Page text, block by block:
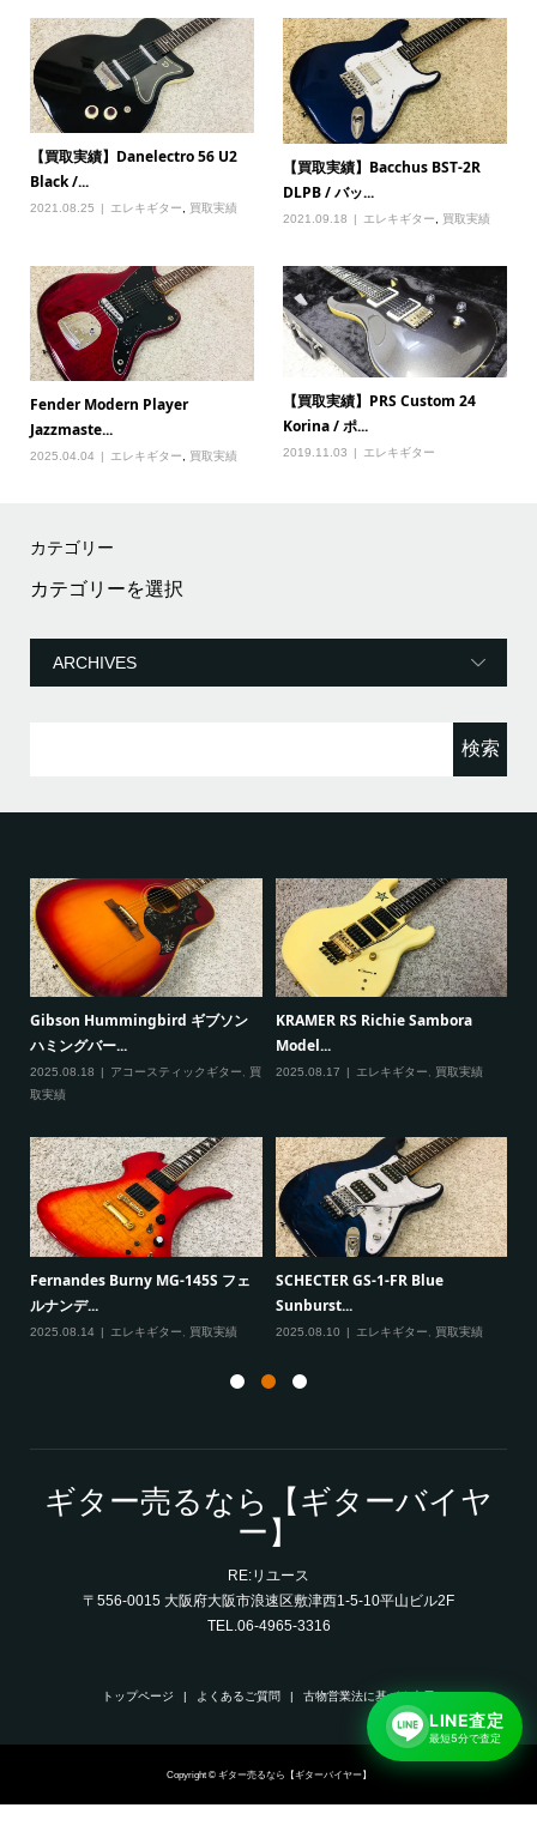
【買取実績】Danelectro 56 U2
Black /...
2021.08.25 エレキギター 買取実績
【買取実績】Bacchus BST-2R
DLPB / バッ...
2021.09.18 エレキギター 買取実績
Fender Modern Player
Jazzmaste...
2025.04.04 エレキギター 買取実績
【買取実績】PRS Custom 24
Korina / ポ...
2019.11.03 エレキギター
カテゴリー
カ
テ
リ
Gibson Hummingbird ギブソン
ハミングバー...
2025.08.18 アコースティックギター, 買
取実績
KRAMER RS Richie Sambora
Model...
2025.08.17 エレキギター, 買取実績
Fernandes Burny MG-145S フェ
ルナンデ...
2025.08.14 エレキギター 買取実績
SCHECTER GS-1-FR Blue
Sunburst...
2025.08.10 エレキギター 買取実績
ギター売るなら【ギターバイヤ
ー】
RE:リユース
〒556-0015 大阪府大阪市浪速区敷津西1-5-10平山ビル2F
TEL.06-4965-3316
トップページ よくあるご質問 古物営業法に基づく表示
Copyright © ギター売るなら【ギターバイヤー】
LINE査定
最短5分で査定